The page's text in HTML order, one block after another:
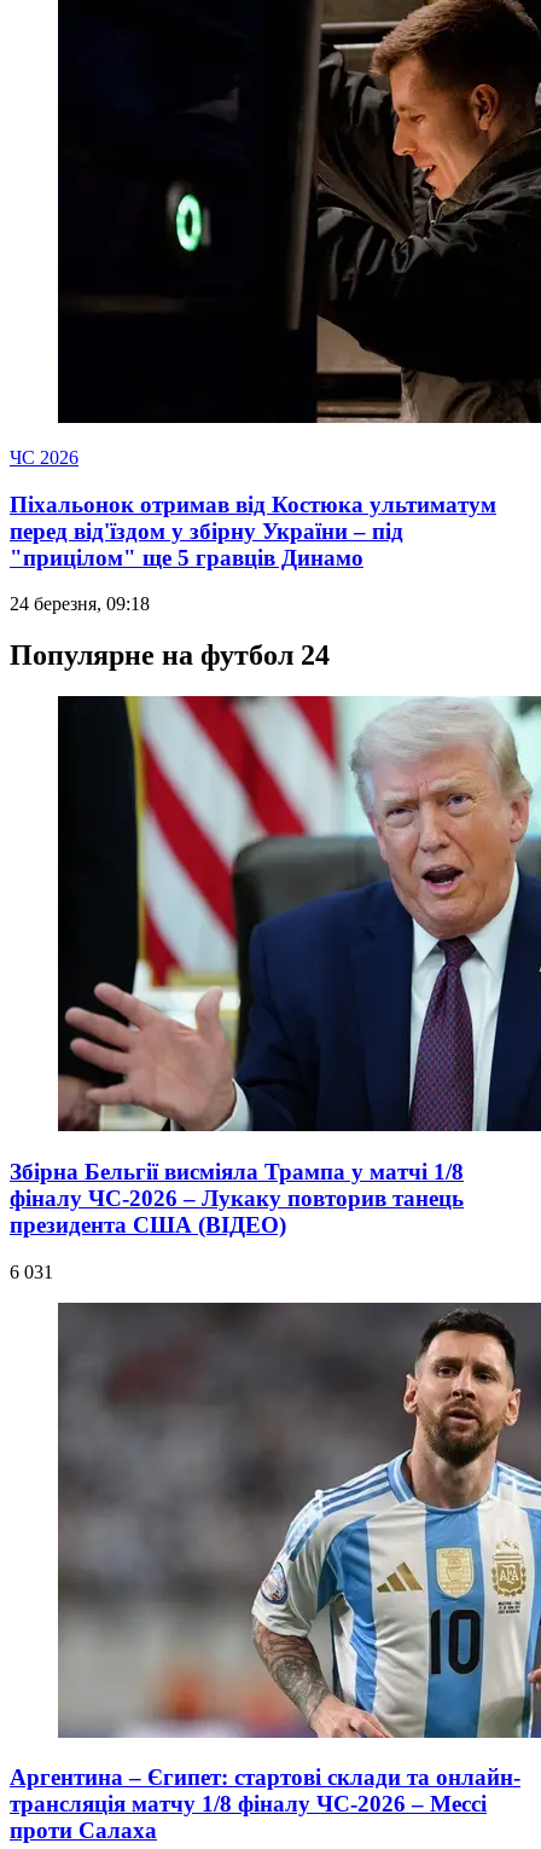
ЧС 2026
Піхальонок отримав від Костюка ультиматум
перед від'їздом у збірну України – під
"прицілом" ще 5 гравців Динамо
24 березня, 09:18
Популярне на футбол 24
Збірна Бельгії висміяла Трампа у матчі 1/8
фіналу ЧС-2026 – Лукаку повторив танець
президента США (ВІДЕО)
6 031
Аргентина – Єгипет: стартові склади та онлайн-
трансляція матчу 1/8 фіналу ЧС-2026 – Мессі
проти Салаха